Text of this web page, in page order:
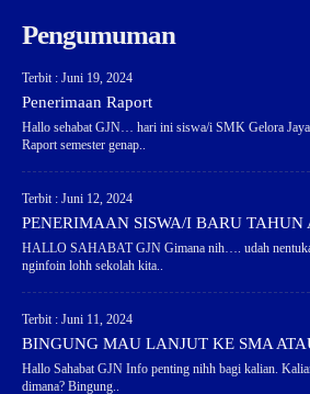
Pengumuman
Terbit : Juni 19, 2024
Penerimaan Raport
Hallo sehabat GJN… hari ini siswa/i SMK Gelora Jaya
Raport semester genap..
Terbit : Juni 12, 2024
PENERIMAAN SISWA/I BARU TAHUN
HALLO SAHABAT GJN Gimana nih…. udah
nginfoin lohh sekolah kita..
Terbit : Juni 11, 2024
BINGUNG MAU LANJUT KE SMA
Hallo Sahabat GJN Info penting nihh bagi kalian.
dimana? Bingung..